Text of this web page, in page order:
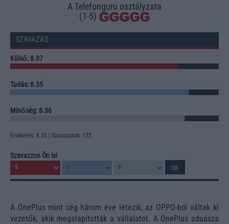
A Telefonguru osztályzata
(1-5)
SZAVAZÁS
Külső: 8.07
Tudás: 8.55
Minőség: 8.36
Értékelés: 8.33 | Szavazatok: 122
Szavazzon Ön is!
A OnePlus mint cég három éve létezik, az OPPO-ból váltak ki
vezetők, akik megalapították a vállalatot. A OnePlus aduásza